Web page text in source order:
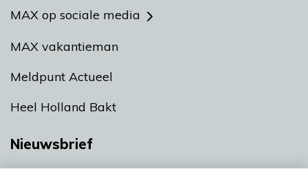
MAX op sociale media
MAX vakantieman
Meldpunt Actueel
Heel Holland Bakt
Nieuwsbrief